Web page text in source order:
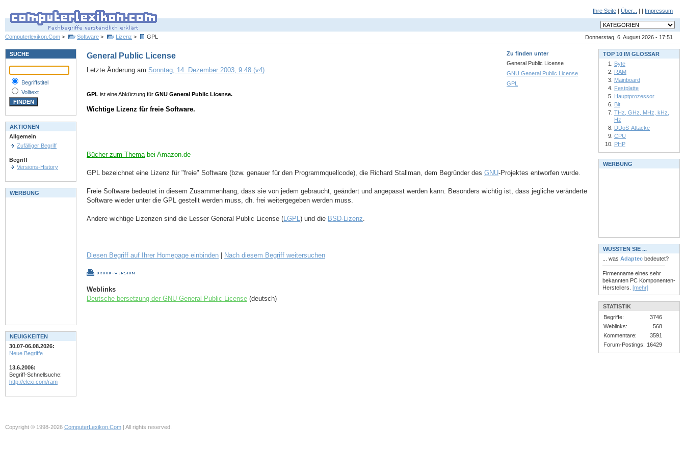
Ihre Seite | Über... | | Impressum
Donnerstag, 6. August 2026 - 17:51
Computerlexikon.Com > Software > Lizenz > GPL
Zu finden unter
General Public License
GNU General Public License
GPL
General Public License
Letzte Änderung am Sonntag, 14. Dezember 2003, 9:48 (v4)
GPL ist eine Abkürzung für GNU General Public License.
Wichtige Lizenz für freie Software.
Bücher zum Themabei Amazon.de
GPL bezeichnet eine Lizenz für "freie" Software (bzw. genauer für den Programmquellcode), die Richard Stallman, dem Begründer des GNU-Projektes entworfen wurde.
Freie Software bedeutet in diesem Zusammenhang, dass sie von jedem gebraucht, geändert und angepasst werden kann. Besonders wichtig ist, dass jegliche veränderte
Software wieder unter die GPL gestellt werden muss, dh. frei weitergegeben werden muss.
Andere wichtige Lizenzen sind die Lesser General Public License (LGPL) und die BSD-Lizenz.
Diesen Begriff auf Ihrer Homepage einbinden Nach diesem Begriff weitersuchen
Weblinks
Deutsche bersetzung der GNU General Public License (deutsch)
SUCHE
Begriffstitel
Volltext
AKTIONEN
Allgemein
Zufälliger Begriff
Begriff
Versions-History
WERBUNG
NEUIGKEITEN
30.07-06.08.2026:
Neue Begriffe
13.6.2006:
Begriff-Schnellsuche:
http://clexi.com/ram
TOP 10 IM GLOSSAR
Byte
RAM
Mainboard
Festplatte
Hauptprozessor
Bit
THz, GHz, MHz, kHz,
Hz
DDoS-Attacke
CPU
PHP
WERBUNG
WUSSTEN SIE ...
... was Adaptec bedeutet?
Firmenname eines sehr
bekannten PC Komponenten-
Herstellers. [mehr]
STATISTIK
Begriffe:
3746
Weblinks:
568
Kommentare:
3591
Forum-Postings: 16429
Copyright © 1998-2026 ComputerLexikon.Com | All rights reserved.